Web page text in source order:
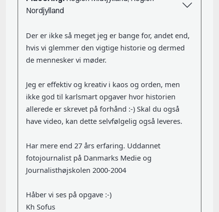
Nordjylland
Der er ikke så meget jeg er bange for, andet end,
hvis vi glemmer den vigtige historie og dermed
de mennesker vi møder.
Jeg er effektiv og kreativ i kaos og orden, men
ikke god til karlsmart opgaver hvor historien
allerede er skrevet på forhånd :-) Skal du også
have video, kan dette selvfølgelig også leveres.
Har mere end 27 års erfaring. Uddannet
fotojournalist på Danmarks Medie og
Journalisthøjskolen 2000-2004
Håber vi ses på opgave :-)
Kh Sofus